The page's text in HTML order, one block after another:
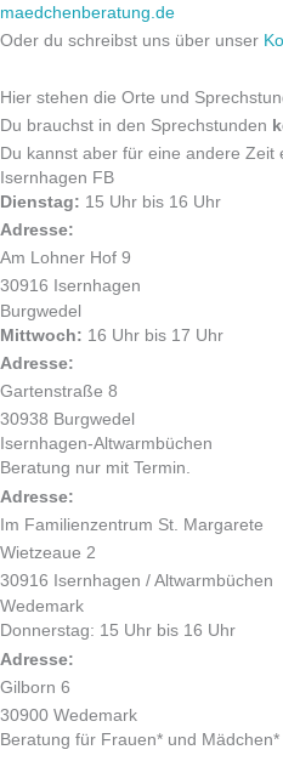
maedchenberatung.de
Oder du schreibst uns über unser
Hier stehen die Orte und
Du brauchst in den Sprechstunden
Du kannst aber für eine andere Zeit
Isernhagen FB
Dienstag: 15 Uhr bis 16 Uhr
Adresse:
Am Lohner Hof 9
30916 Isernhagen
Burgwedel
Mittwoch: 16 Uhr bis 17 Uhr
Adresse:
Gartenstraße 8
30938 Burgwedel
Isernhagen-Altwarmbüchen
Beratung nur mit Termin.
Adresse:
Im Familienzentrum St. Margarete
Wietzeaue 2
30916 Isernhagen / Altwarmbüchen
Wedemark
Donnerstag: 15 Uhr bis 16 Uhr
Adresse:
Gilborn 6
30900 Wedemark
Beratung für Frauen* und Mädchen*